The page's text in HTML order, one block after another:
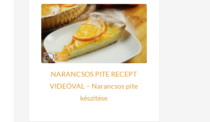
NARANCSOS PITE RECEPT
VIDEÓVAL – Narancsos pite
készítése